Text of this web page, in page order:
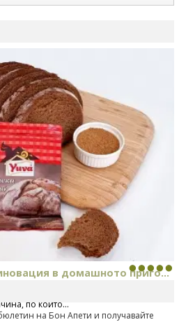
в домашното приго...
предлагането на изцяло нов
по който...
на Бон Апети и получавайте